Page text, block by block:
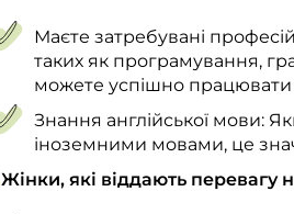
Маєте затребувані
таких як програмування,
можете успішно працювати
Знання англійської мови:
іноземними мовами, це
Жінки, які віддають перевагу